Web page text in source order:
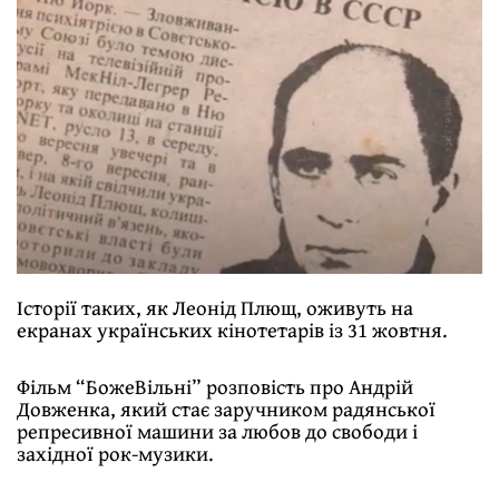
Історії таких, як Леонід Плющ, оживуть на
екранах українських кінотетарів із 31 жовтня.
Фільм “БожеВільні” розповість про Андрій
Довженка, який стає заручником радянської
репресивної машини за любов до свободи і
західної рок-музики.